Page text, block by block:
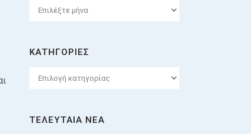
Αρχείο
ΚΑΤΗΓΟΡΙΕΣ
Κατηγορίες
ΤΕΛΕΥΤΑΙΑ ΝΕΑ